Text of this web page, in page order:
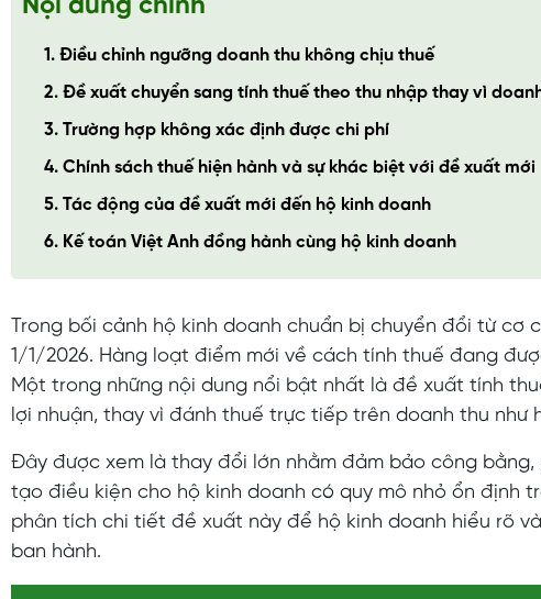
Nội dung chính
1. Điều chỉnh ngưỡng doanh thu không chịu thuế
2. Đề xuất chuyển sang tính thuế theo thu nhập thay vì
3. Trường hợp không xác định được chi phí
4. Chính sách thuế hiện hành và sự khác biệt với đề xuất mới
5. Tác động của đề xuất mới đến hộ kinh doanh
6. Kế toán Việt Anh đồng hành cùng hộ kinh doanh
Trong bối cảnh hộ kinh doanh chuẩn bị chuyển đổi từ cơ
1/1/2026. Hàng loạt điểm mới về cách tính thuế đang
Một trong những nội dung nổi bật nhất là đề xuất tính
lợi nhuận, thay vì đánh thuế trực tiếp trên doanh thu như
Đây được xem là thay đổi lớn nhằm đảm bảo công
tạo điều kiện cho hộ kinh doanh có quy mô nhỏ ổn định
phân tích chi tiết đề xuất này để hộ kinh doanh hiểu rõ
ban hành.